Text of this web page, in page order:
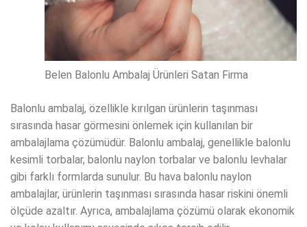
Belen Balonlu Ambalaj Ürünleri Satan Firma
Balonlu ambalaj, özellikle kırılgan ürünlerin taşınması
sırasında hasar görmesini önlemek için kullanılan bir
ambalajlama çözümüdür. Balonlu ambalaj, genellikle balonlu
kesimli torbalar, balonlu naylon torbalar ve balonlu levhalar
gibi farklı formlarda sunulur. Bu hava balonlu naylon
ambalajlar, ürünlerin taşınması sırasında hasar riskini önemli
ölçüde azaltır. Ayrıca, ambalajlama çözümü olarak ekonomik